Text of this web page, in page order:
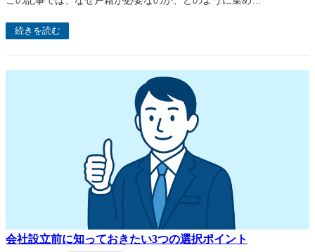
続きを読む
会社設立前に知っておきたい3つの選択ポイント